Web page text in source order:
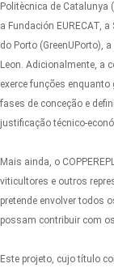
Politècnica de Catalunya
a Fundación EURECAT,
do Porto (GreenUPorto),
Leon. Adicionalmente, a
exerce funções
fases de conceção e
justificação técnico-
Mais ainda, o
viticultores e outros
pretende envolver todos
possam contribuir com
Este projeto, cujo título